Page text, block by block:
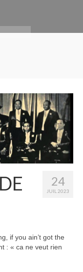
24
JUIL 2023
if you ain’t got the
: « ca ne veut rien